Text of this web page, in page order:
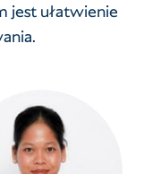
jest ułatwienie